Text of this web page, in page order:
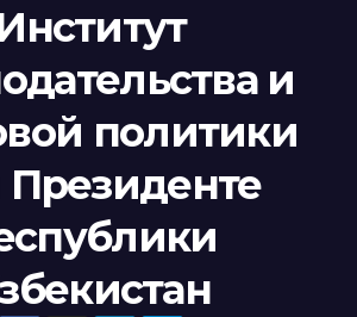
и
политики